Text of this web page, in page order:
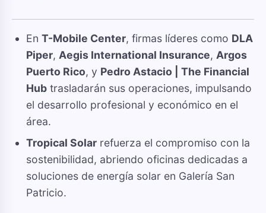
En T-Mobile Center, firmas líderes como DLA
Piper, Aegis International Insurance, Argos
Puerto Rico, y Pedro Astacio | The Financial
Hub trasladarán sus operaciones, impulsando
el desarrollo profesional y económico en el
área.
Tropical Solar refuerza el compromiso con la
sostenibilidad, abriendo oficinas dedicadas a
soluciones de energía solar en Galería San
Patricio.